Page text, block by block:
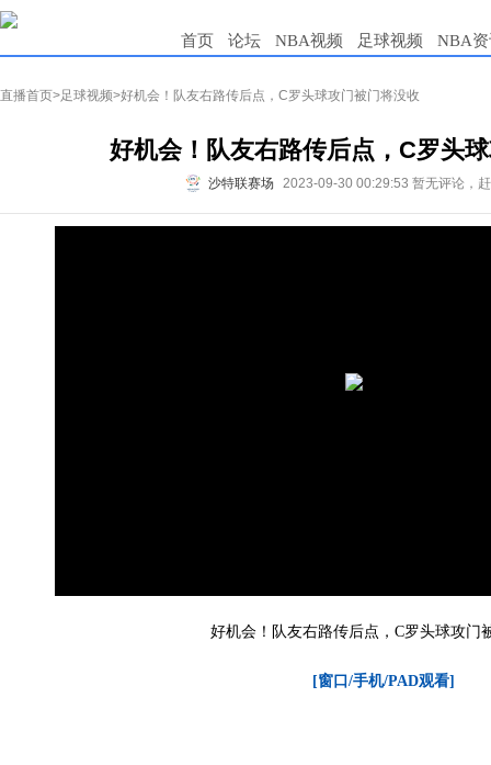
首页 论坛 NBA视频 足球视频 NBA
直播首页>足球视频>好机会！队友右路传后点，C罗头球攻门被门将没收
好机会！队友右路传后点，C罗头
沙特联赛场 2023-09-30 00:29:53 暂无评论，
好机会！队友右路传后点，C罗头球攻门
[窗口/手机/PAD观看]